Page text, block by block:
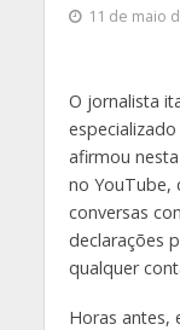
11 de maio
O jornalista
afirmou
no YouTube,
conversas
declarações
qualquer
Horas antes,